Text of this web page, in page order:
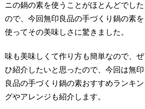
ニの鍋の素を使うことがほとんどでした
ので、今回無印良品の手づくり鍋の素を
使ってその美味しさに驚きました。
味も美味しくて作り方も簡単なので、ぜ
ひ紹介したいと思ったので、今回は無印
良品の手づくり鍋の素おすすめランキン
グやアレンジも紹介します。